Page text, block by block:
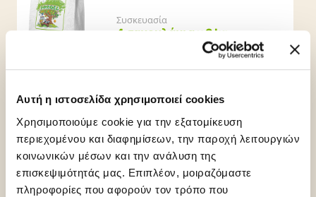
Αυτή η ιστοσελίδα χρησιμοποιεί cookies
Χρησιμοποιούμε cookie για την εξατομίκευση
περιεχομένου και διαφημίσεων, την παροχή λειτουργιών
κοινωνικών μέσων και την ανάλυση της
επισκεψιμότητάς μας. Επιπλέον, μοιραζόμαστε
πληροφορίες που αφορούν τον τρόπο που
Συσκευασία
4 σακουλάκια x 2 kg
Gluten Free Palm Oil Free